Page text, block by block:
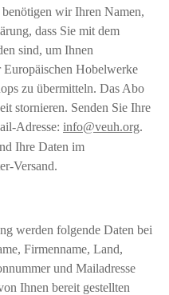
wir Ihren Namen,
dass Sie mit dem
sind, um Ihnen
Hobelwerke
zu übermitteln. Das Abo
stornieren. Senden Sie Ihre
Adresse: info@veuh.org.
Ihre Daten im
Versand.
werden folgende Daten bei
Firmenname, Land,
und Mailadresse
Ihnen bereit gestellten